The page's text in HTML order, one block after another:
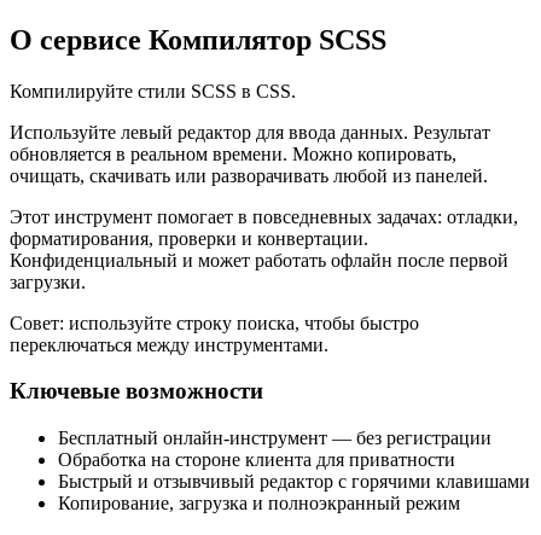
О сервисе Компилятор SCSS
Компилируйте стили SCSS в CSS.
Используйте левый редактор для ввода данных. Результат
обновляется в реальном времени. Можно копировать,
очищать, скачивать или разворачивать любой из панелей.
Этот инструмент помогает в повседневных задачах: отладки,
форматирования, проверки и конвертации.
Конфиденциальный и может работать офлайн после первой
загрузки.
Совет: используйте строку поиска, чтобы быстро
переключаться между инструментами.
Ключевые возможности
Бесплатный онлайн‑инструмент — без регистрации
Обработка на стороне клиента для приватности
Быстрый и отзывчивый редактор с горячими клавишами
Копирование, загрузка и полноэкранный режим